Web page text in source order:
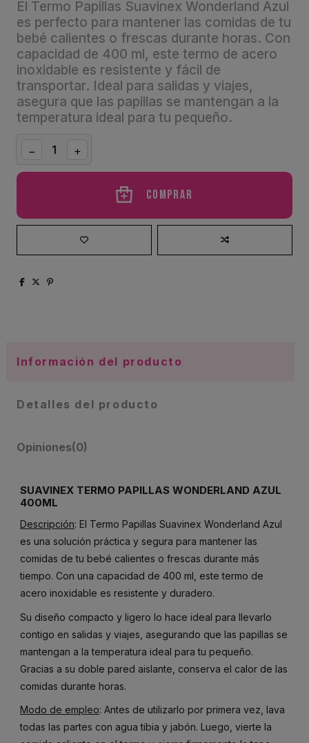
El Termo Papillas Suavinex Wonderland Azul
es perfecto para mantener las comidas de tu
bebé calientes o frescas durante horas. Con
capacidad de 400 ml, este termo de acero
inoxidable es resistente y fácil de
transportar. Ideal para salidas y viajes,
asegura que las papillas se mantengan a la
temperatura ideal para tu pequeño.
Comprar
Información del producto
Detalles del producto
Opiniones(0)
SUAVINEX TERMO PAPILLAS WONDERLAND AZUL
400ML
Descripción: El Termo Papillas Suavinex Wonderland Azul
es una solución práctica y segura para mantener las
comidas de tu bebé calientes o frescas durante más
tiempo. Con una capacidad de 400 ml, este termo de
acero inoxidable es resistente y duradero.
Su diseño compacto y ligero lo hace ideal para llevarlo
contigo en salidas y viajes, asegurando que las papillas se
mantengan a la temperatura ideal para tu pequeño.
Gracias a su doble pared aislante, conserva el calor de las
comidas durante horas.
Modo de empleo: Antes de utilizarlo por primera vez, lava
todas las partes con agua tibia y jabón. Luego, vierte la